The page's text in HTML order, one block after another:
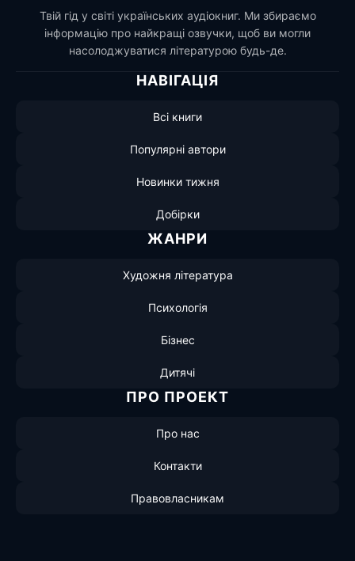
Твій гід у світі українських аудіокниг. Ми збираємо
інформацію про найкращі озвучки, щоб ви могли
насолоджуватися літературою будь-де.
НАВІГАЦІЯ
Всі книги
Популярні автори
Новинки тижня
Добірки
ЖАНРИ
Художня література
Психологія
Бізнес
Дитячі
ПРО ПРОЕКТ
Про нас
Контакти
Правовласникам